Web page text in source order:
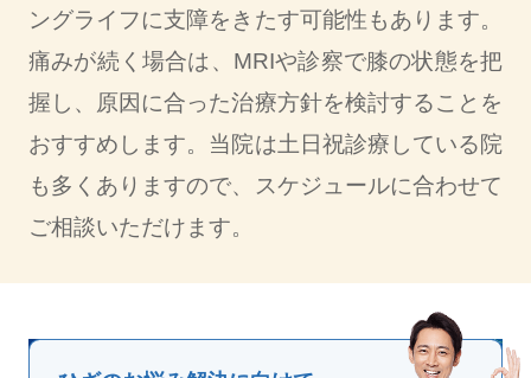
ングライフに支障をきたす可能性もあります。
痛みが続く場合は、MRIや診察で膝の状態を把
握し、原因に合った治療方針を検討することを
おすすめします。当院は土日祝診療している院
も多くありますので、スケジュールに合わせて
ご相談いただけます。